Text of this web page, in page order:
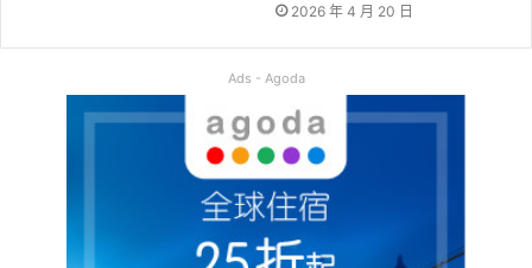
2026 年 4 月 20 日
Ads - Agoda